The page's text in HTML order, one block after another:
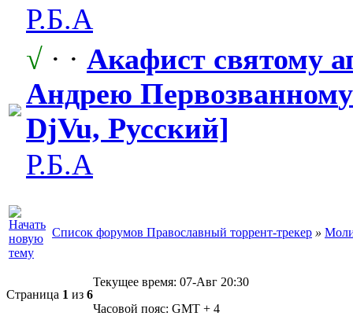
Р.Б.А
√ · · Акафист святому
Андрею Первозванном
DjVu, Русский]
Р.Б.А
Список форумов Православный торрент-трекер »
Страница 1 из 6
Текущее время: 07-Авг 20:30
Часовой пояс: GMT + 4